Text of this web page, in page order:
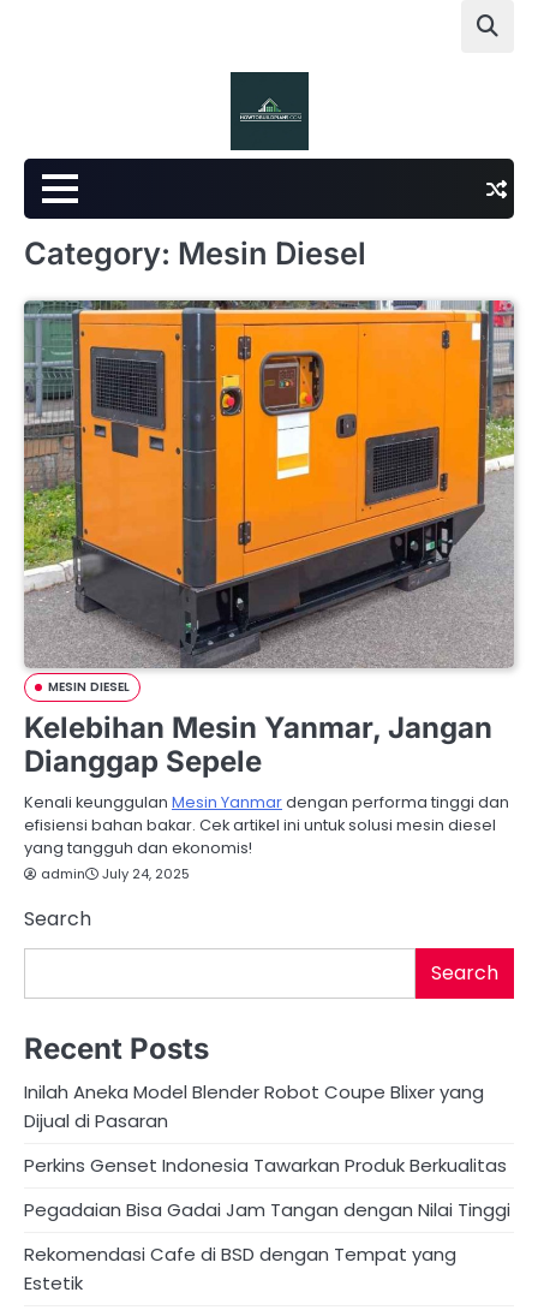
Category: Mesin Diesel
MESIN DIESEL
Kelebihan Mesin Yanmar, Jangan
Dianggap Sepele
Kenali keunggulan Mesin Yanmardengan performa tinggi dan
efisiensi bahan bakar. Cek artikel ini untuk solusi mesin diesel
yang tangguh dan ekonomis!
admin July 24, 2025
Search
Search
Recent Posts
Inilah Aneka Model Blender Robot Coupe Blixer yang
Dijual di Pasaran
Perkins Genset Indonesia Tawarkan Produk Berkualitas
Pegadaian Bisa Gadai Jam Tangan dengan Nilai Tinggi
Rekomendasi Cafe di BSD dengan Tempat yang
Estetik